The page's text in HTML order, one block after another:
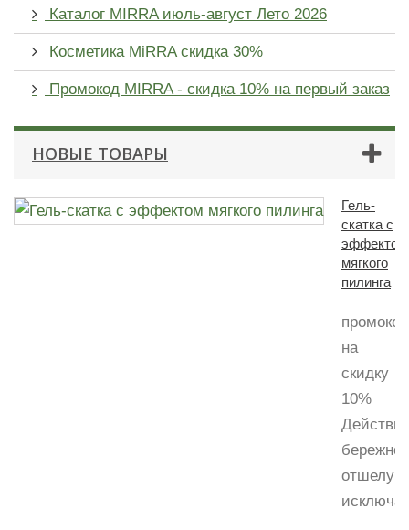
Каталог MIRRA июль-август Лето 2026
Косметика MiRRA скидка 30%
Промокод MIRRA - скидка 10% на первый заказ
НОВЫЕ ТОВАРЫ
Гель-
скатка с
эффектом
мягкого
пилинга
промокод
на
скидку
10%
бережно